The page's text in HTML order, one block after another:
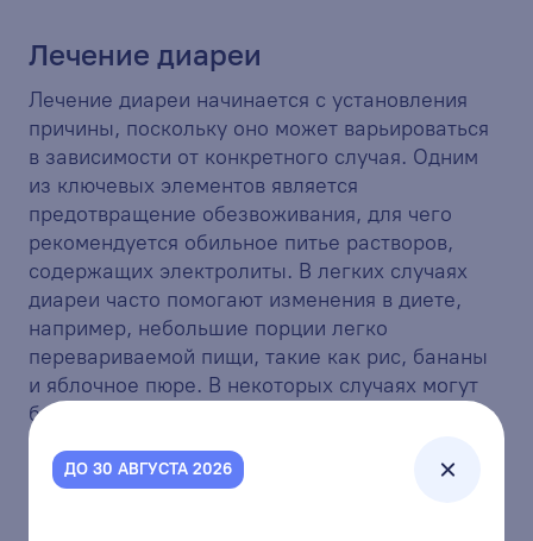
ДО 30 АВГУСТА 2026
Лечение диареи
Лечение диареи начинается с установления
причины, поскольку оно может варьироваться
в зависимости от конкретного случая. Одним
из ключевых элементов является
предотвращение обезвоживания, для чего
рекомендуется обильное питье растворов,
содержащих электролиты. В легких случаях
диареи часто помогают изменения в диете,
например, небольшие порции легко
перевариваемой пищи, такие как рис, бананы
и яблочное пюре. В некоторых случаях могут
быть назначены противодиарейные
препараты, такие как лоперамид, но только по
рекомендации врача. Если причиной диареи